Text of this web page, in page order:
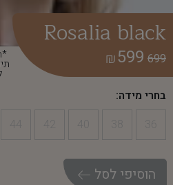
Rosalia black
699
599
₪
בחרי מידה:
הוסיפי לסל